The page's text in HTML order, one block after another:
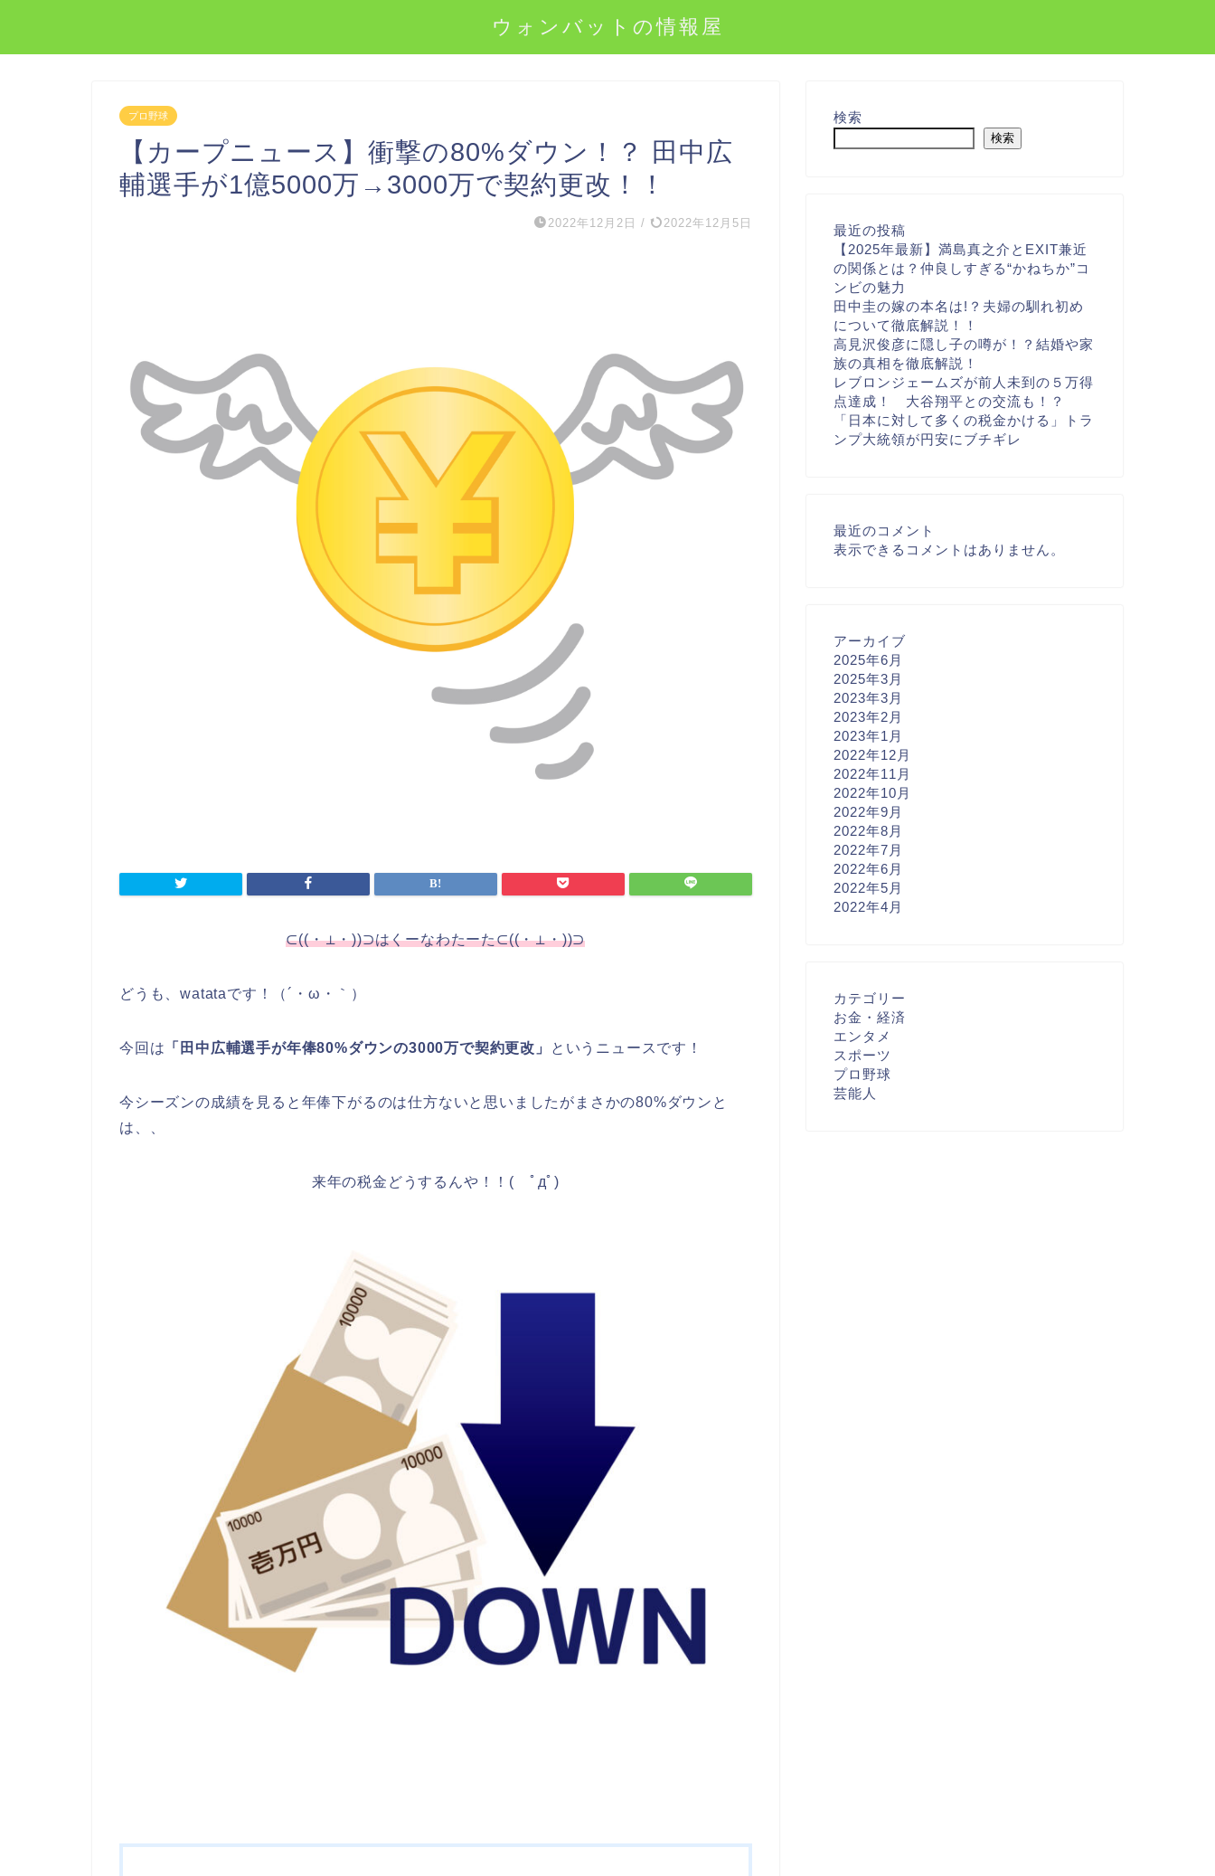
ウォンバットの情報屋
プロ野球
【カープニュース】衝撃の80%ダウン！？ 田中広
輔選手が1億5000万→3000万で契約更改！！
2022年12月2日 / 2022年12月5日
⊂((・⊥・))⊃はくーなわたーた⊂((・⊥・))⊃
どうも、watataです！（´・ω・｀）
今回は 「田中広輔選手が年俸80%ダウンの3000万で契約更改」 というニュースです！
今シーズンの成績を見ると年俸下がるのは仕方ないと思いましたがまさかの80%ダウンと
は、、
来年の税金どうするんや！！( ﾟдﾟ)
検索
検索
最近の投稿
【2025年最新】満島真之介とEXIT兼近
の関係とは？仲良しすぎる“かねちか”コ
ンビの魅力
田中圭の嫁の本名は!？夫婦の馴れ初め
について徹底解説！！
高見沢俊彦に隠し子の噂が！？結婚や家
族の真相を徹底解説！
レブロンジェームズが前人未到の５万得
点達成！ 大谷翔平との交流も！？
「日本に対して多くの税金かける」トラ
ンプ大統領が円安にブチギレ
最近のコメント
表示できるコメントはありません。
アーカイブ
2025年6月
2025年3月
2023年3月
2023年2月
2023年1月
2022年12月
2022年11月
2022年10月
2022年9月
2022年8月
2022年7月
2022年6月
2022年5月
2022年4月
カテゴリー
お金・経済
エンタメ
スポーツ
プロ野球
芸能人